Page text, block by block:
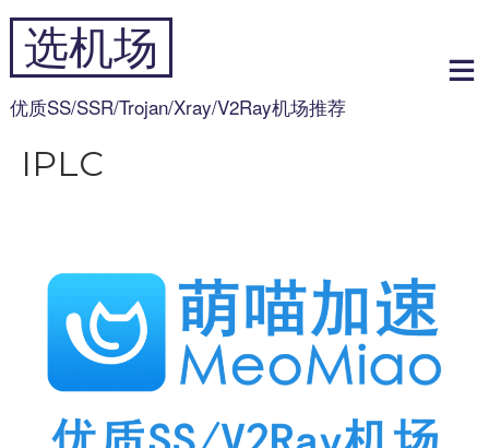
跳
内
容
选机场
优质SS/SSR/Trojan/Xray/V2Ray机场推荐
IPLC